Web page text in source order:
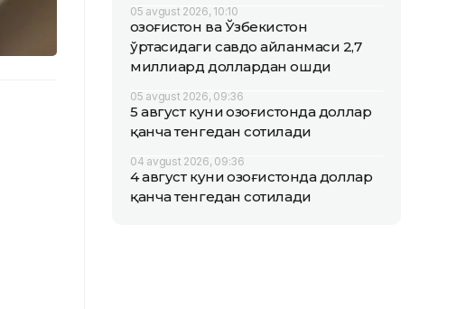
05 avgust 2026, 10:10
Қозоғистон ва Ўзбекистон
ўртасидаги савдо айланмаси 2,7
миллиард доллардан ошди
05 avgust 2026, 09:36
5 август куни Қозоғистонда доллар
қанча тенгедан сотилади
04 avgust 2026, 09:36
4 август куни Қозоғистонда доллар
қанча тенгедан сотилади